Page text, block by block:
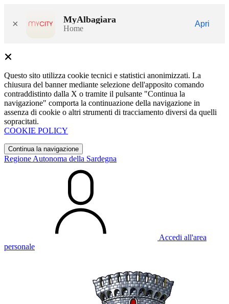
× MyAlbagiara
Home
Apri
Questo sito utilizza cookie tecnici e statistici anonimizzati. La
chiusura del banner mediante selezione dell'apposito comando
contraddistinto dalla X o tramite il pulsante "Continua la
navigazione" comporta la continuazione della navigazione in
assenza di cookie o altri strumenti di tracciamento diversi da quelli
sopracitati.
COOKIE POLICY
Continua la navigazione
Regione Autonoma della Sardegna
Accedi all'area
personale